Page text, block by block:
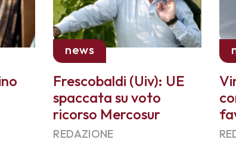
news
Frescobaldi (Uiv): UE
spaccata su voto
ricorso Mercosur
REDAZIONE